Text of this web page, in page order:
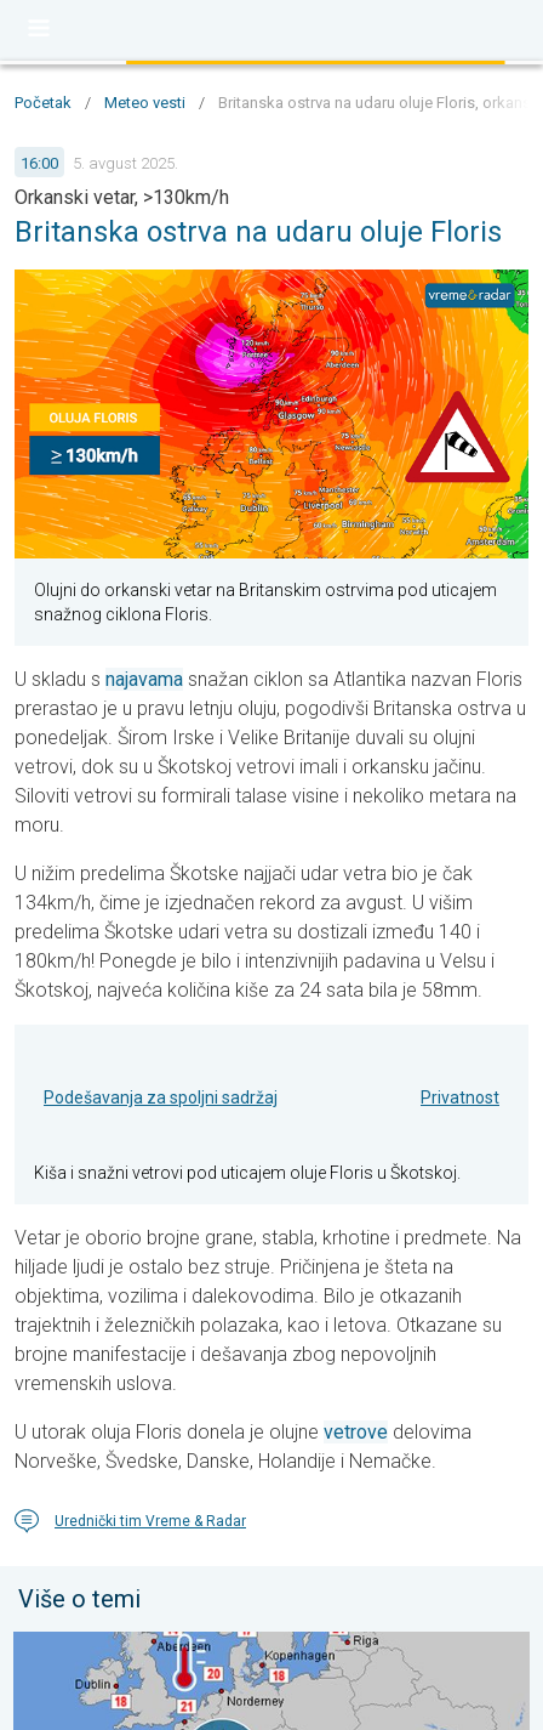
Početak / Meteo vesti / Britanska ostrva na udaru oluje Floris,
16:00 5. avgust 2025.
Orkanski vetar, >130km/h
Britanska ostrva na udaru oluje Floris
Olujni do orkanski vetar na Britanskim ostrvima pod uticajem
snažnog ciklona Floris.
U skladu s najavama snažan ciklon sa Atlantika nazvan Floris
prerastao je u pravu letnju oluju, pogodivši Britanska ostrva u
ponedeljak. Širom Irske i Velike Britanije duvali su olujni
vetrovi, dok su u Škotskoj vetrovi imali i orkansku jačinu.
Siloviti vetrovi su formirali talase visine i nekoliko metara na
moru.
U nižim predelima Škotske najjači udar vetra bio je čak
134km/h, čime je izjednačen rekord za avgust. U višim
predelima Škotske udari vetra su dostizali između 140 i
180km/h! Ponegde je bilo i intenzivnijih padavina u Velsu i
Škotskoj, najveća količina kiše za 24 sata bila je 58mm.
Podešavanja za spoljni sadržaj Privatnost
Kiša i snažni vetrovi pod uticajem oluje Floris u Škotskoj.
Vetar je oborio brojne grane, stabla, krhotine i predmete. Na
hiljade ljudi je ostalo bez struje. Pričinjena je šteta na
objektima, vozilima i dalekovodima. Bilo je otkazanih
trajektnih i železničkih polazaka, kao i letova. Otkazane su
brojne manifestacije i dešavanja zbog nepovoljnih
vremenskih uslova.
U utorak oluja Floris donela je olujne vetrove delovima
Norveške, Švedske, Danske, Holandije i Nemačke.
Urednički tim Vreme & Radar
Više o temi
Neobično topla mora oko Evrope. Temperatura vode do